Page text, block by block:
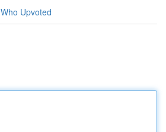
Who Upvoted